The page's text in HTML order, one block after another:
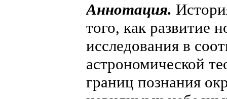
Аннотация.
того, как развитие
исследования в
астрономической
границ познания